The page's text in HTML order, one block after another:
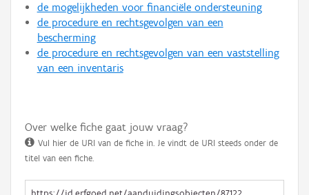
de mogelijkheden voor financiële ondersteuning
de procedure en rechtsgevolgen van een
bescherming
de procedure en rechtsgevolgen van een vaststelling
van een inventaris
Over welke fiche gaat jouw vraag?
Vul hier de URI van de fiche in. Je vindt de URI steeds onder de
titel van een fiche.